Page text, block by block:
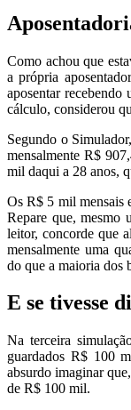
Como achou que
a própria
aposentar
cálculo, considerou
Segundo o
mensalmente R$
mil daqui a 28 anos,
Os R$ 5 mil mensais
Repare que, mesmo
leitor, concorde que
mensalmente uma
do que a maioria dos
E se tivesse
Na terceira
guardados R$ 100
absurdo imaginar
de R$ 100 mil.